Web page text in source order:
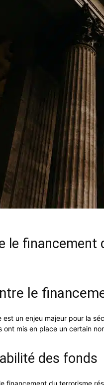
le financement
le
un enjeu majeur pour la
ont mis en place un certain
des fonds
financement du terrorisme